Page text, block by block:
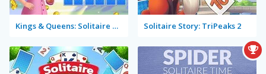
Kings & Queens: Solitaire Tripeaks Solitaire Story: TriPeaks 2